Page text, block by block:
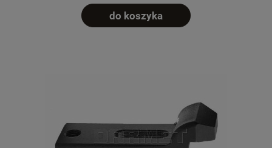
do koszyka